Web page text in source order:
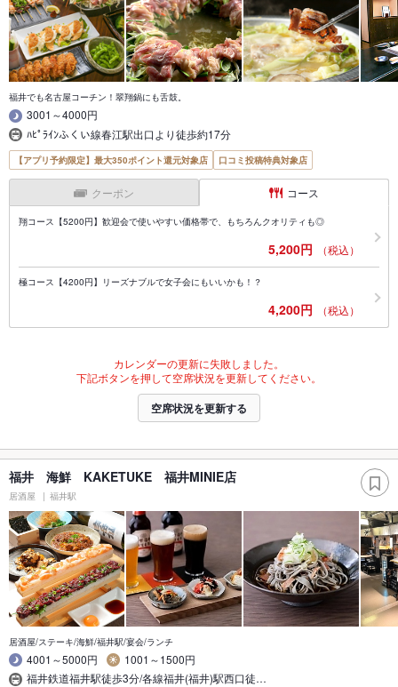
福井でも名古屋コーチン！翠翔鍋にも舌鼓。
3001～4000円
ﾊﾋﾟﾗｲﾝふくい線春江駅出口より徒歩約17分
【アプリ予約限定】最大350ポイント還元対象店 口コミ投稿特典対象店
クーポン コース
翔コース【5200円】歓迎会で使いやすい価格帯で、もちろんクオリティも◎
5,200円 （税込）
極コース【4200円】リーズナブルで女子会にもいいかも！？
4,200円 （税込）
カレンダーの更新に失敗しました。
下記ボタンを押して空席状況を更新してください。
空席状況を更新する
福井 海鮮 KAKETUKE 福井MINIE店
居酒屋 福井駅
居酒屋/ステーキ/海鮮/福井駅/宴会/ランチ
4001～5000円
1001～1500円
福井鉄道福井駅徒歩3分/各線福井(福井)駅西口徒…